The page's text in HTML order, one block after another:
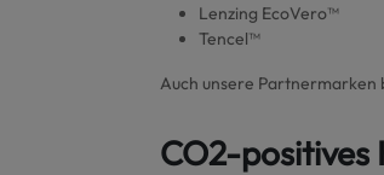
Lenzing EcoVero™
Tencel™
Auch unsere Partnermarken
CO2-